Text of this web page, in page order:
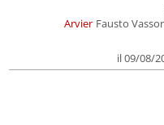
Arvier Fausto
il 09/08/